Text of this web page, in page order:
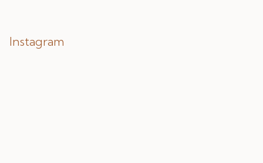
Instagram